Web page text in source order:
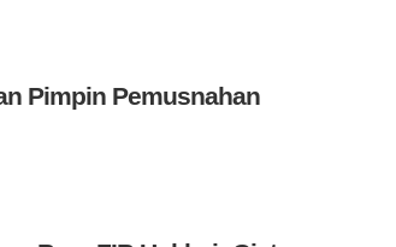
Pimpin Pemusnahan